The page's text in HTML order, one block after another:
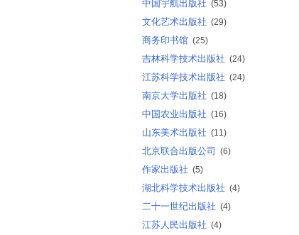
中国宇航出版社 (53)
文化艺术出版社 (29)
商务印书馆 (25)
吉林科学技术出版社 (24)
江苏科学技术出版社 (24)
南京大学出版社 (18)
中国农业出版社 (16)
山东美术出版社 (11)
北京联合出版公司 (6)
作家出版社 (5)
湖北科学技术出版社 (4)
二十一世纪出版社 (4)
江苏人民出版社 (4)